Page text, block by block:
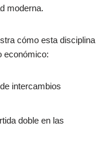
moderna.
cómo esta disciplina
económico:
intercambios
doble en las